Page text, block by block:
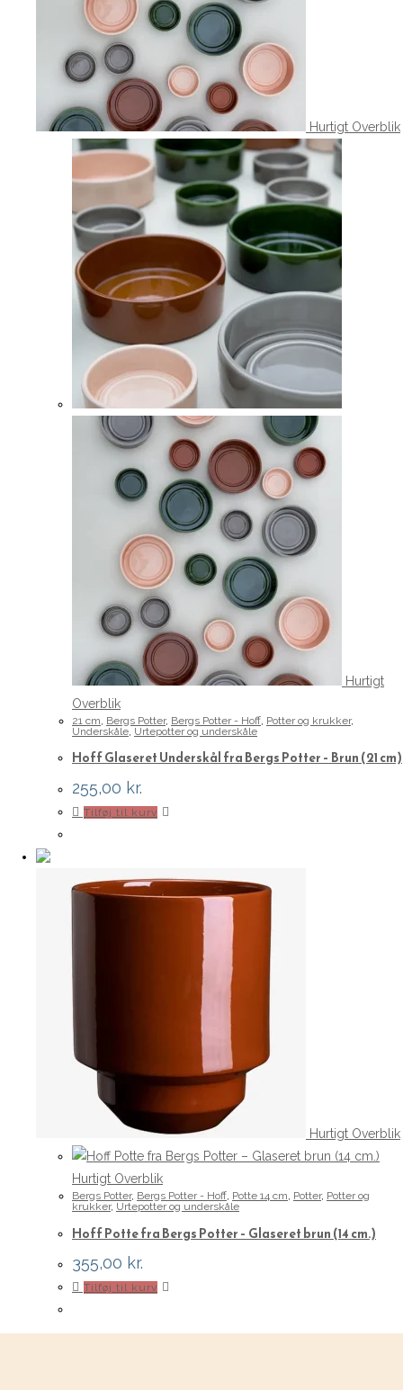
Hurtigt Overblik
Hurtigt
Overblik
21 cm, Bergs Potter, Bergs Potter - Hoff, Potter og krukker,
Underskåle, Urtepotter og underskåle
Hoff Glaseret Underskål fra Bergs Potter – Brun (21 cm)
255,00 kr.
Tilføj til kurv
Hurtigt Overblik
Hurtigt Overblik
Bergs Potter, Bergs Potter - Hoff, Potte 14 cm, Potter, Potter og
krukker, Urtepotter og underskåle
Hoff Potte fra Bergs Potter – Glaseret brun (14 cm.)
355,00 kr.
Tilføj til kurv